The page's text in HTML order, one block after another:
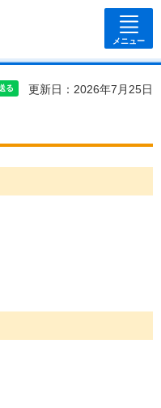
メニュー
更新日：2026年7月25日